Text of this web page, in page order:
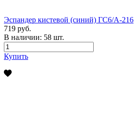
Эспандер кистевой (синий) ГС6/А-216
719 руб.
В наличии: 58 шт.
Купить